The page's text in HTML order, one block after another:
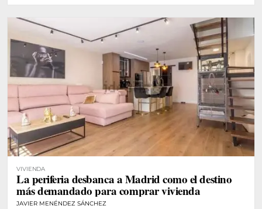
VIVIENDA
La periferia desbanca a Madrid como el destino
más demandado para comprar vivienda
JAVIER MENÉNDEZ SÁNCHEZ